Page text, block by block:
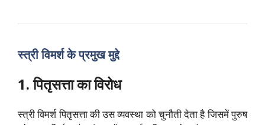
स्त्री विमर्श के प्रमुख मुद्दे
1. पितृसत्ता का विरोध
स्त्री विमर्श पितृसत्ता की उस व्यवस्था को चुनौती देता है जिसमें पुरुष